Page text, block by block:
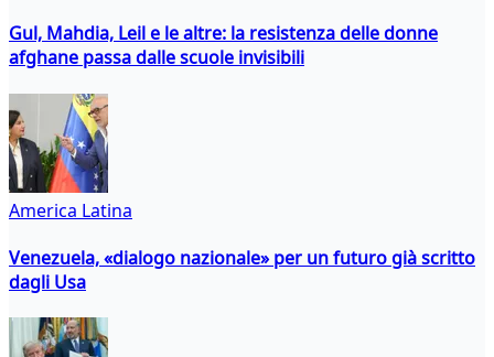
Gul, Mahdia, Leil e le altre: la resistenza delle donne
afghane passa dalle scuole invisibili
America Latina
Venezuela, «dialogo nazionale» per un futuro già scritto
dagli Usa